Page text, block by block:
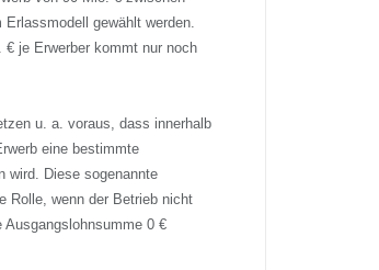
gewählt werden.
je Erwerber kommt nur noch
u. a. voraus, dass innerhalb
eine bestimmte
wird. Diese sogenannte
Rolle, wenn der Betrieb nicht
0 €